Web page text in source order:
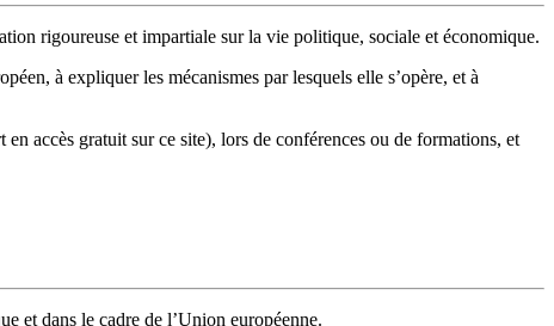
rigoureuse et impartiale sur la vie politique, sociale et économique.
à expliquer les mécanismes par lesquels elle s’opère, et à
accès gratuit sur ce site), lors de conférences ou de formations, et
et dans le cadre de l’Union européenne.